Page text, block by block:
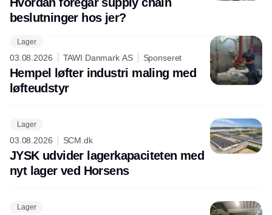
beslutninger hos jer?
Lager
03.08.2026 TAWI Danmark AS Sponseret
Hempel løfter industri maling med
løfteudstyr
Lager
03.08.2026 SCM.dk
JYSK udvider lagerkapaciteten med
nyt lager ved Horsens
Lager